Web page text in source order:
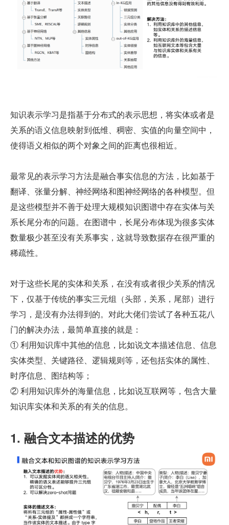
知识表示学习是指基于分布式的表示思想，将实体或者是
关系的语义信息映射到低维、稠密、实值的向量空间中，
使得语义相似的两个对象之间的距离也很相近。
最常见的表示学习方法是融合事实信息的方法，比如基于
翻译、张量分解、神经网络和图神经网络的各种模型。但
是这些模型并不善于处理大规模知识图谱中存在实体与关
系长尾分布的问题。在图谱中，长尾分布体现为很多实体
数量极少甚至没有关系事实，这就导致数据存在很严重的
稀疏性。
对于这些长尾的实体和关系，在没有或者很少关系的情况
下，仅基于传统的事实三元组（头部，关系，尾部）进行
学习，是没有办法得到的。对此大佬们尝试了各种五花八
门的解决办法，最简单直接的就是：
① 利用知识库中其他的信息，比如说文本描述信息、信息
实体类型、关键路径、逻辑规则等，还包括实体的属性、
时序信息、图结构等；
② 利用知识库外的海量信息，比如说互联网等，包含大量
知识库实体和关系的有关的信息。
1. 融合文本描述的优势